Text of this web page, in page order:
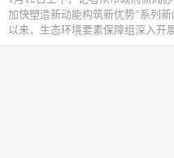
加快塑造新动能构筑新优势”系列
以来，生态环境要素保障组深入开